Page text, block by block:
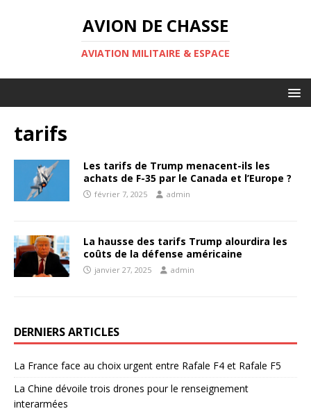
AVION DE CHASSE
AVIATION MILITAIRE & ESPACE
tarifs
Les tarifs de Trump menacent-ils les
achats de F-35 par le Canada et l’Europe ?
février 7, 2025 admin
La hausse des tarifs Trump alourdira les
coûts de la défense américaine
janvier 27, 2025 admin
DERNIERS ARTICLES
La France face au choix urgent entre Rafale F4 et Rafale F5
La Chine dévoile trois drones pour le renseignement
interarmées